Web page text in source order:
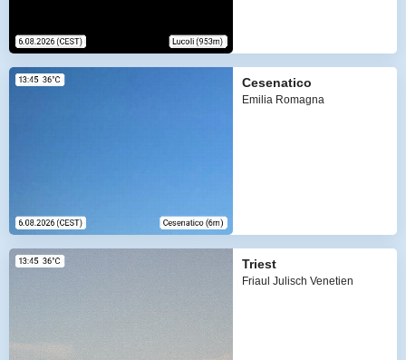
Cesenatico
Emilia Romagna
Triest
Friaul Julisch Venetien